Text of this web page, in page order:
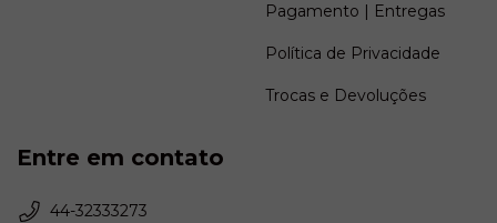
Pagamento | Entregas
Política de Privacidade
Trocas e Devoluções
Entre em contato
44-32333273